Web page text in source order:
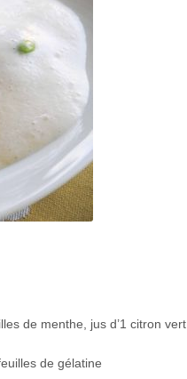
de menthe, jus d’1 citron
de gélatine